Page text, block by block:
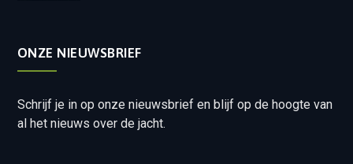
ONZE NIEUWSBRIEF
Schrijf je in op onze nieuwsbrief en blijf op de hoogte van
al het nieuws over de jacht.